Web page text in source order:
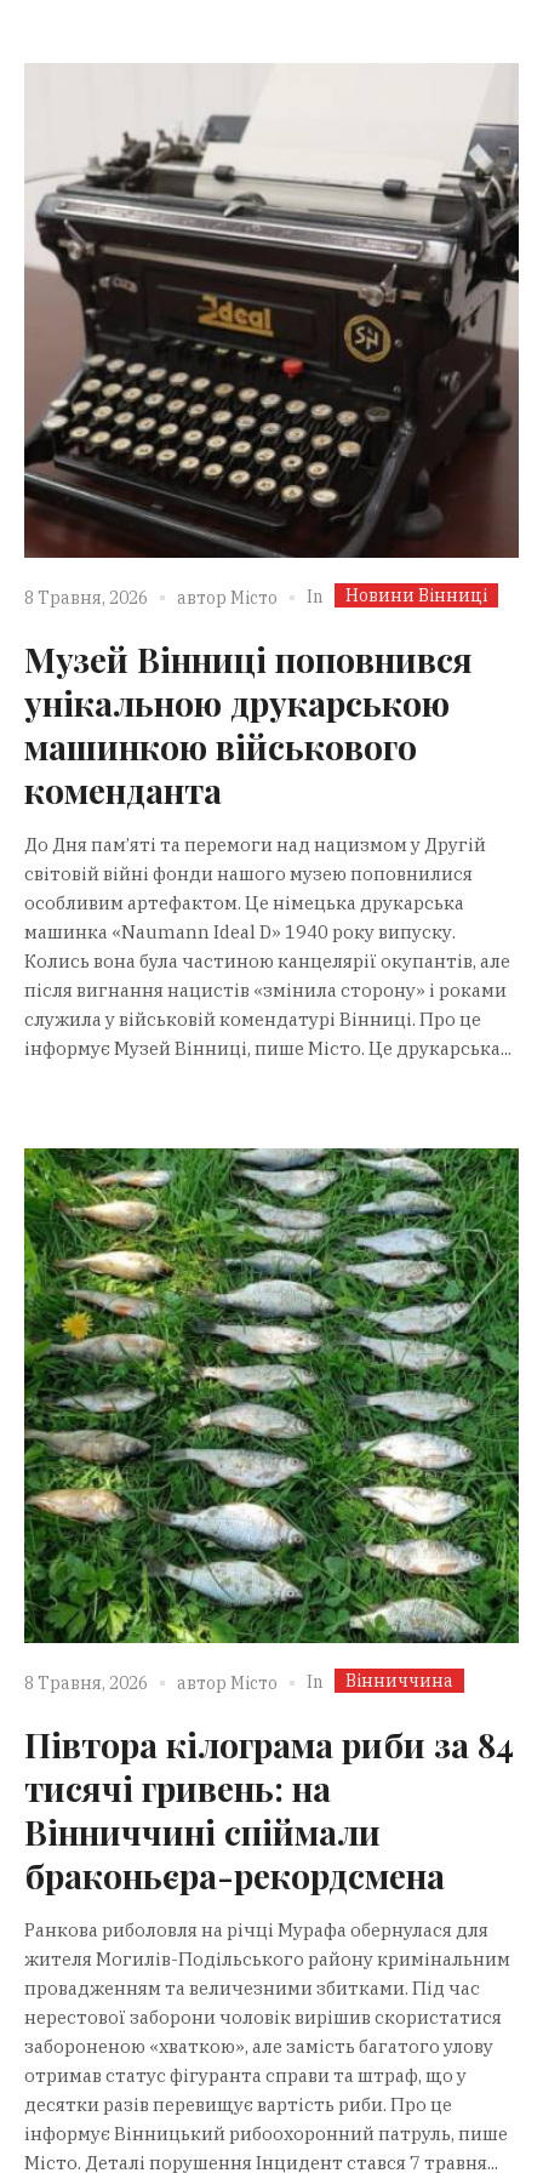
8 Травня, 2026 автор Місто In Новини Вінниці
Музей Вінниці поповнився
унікальною друкарською
машинкою військового
коменданта
До Дня пам’яті та перемоги над нацизмом у Другій
світовій війні фонди нашого музею поповнилися
особливим артефактом. Це німецька друкарська
машинка «Naumann Ideal D» 1940 року випуску.
Колись вона була частиною канцелярії окупантів, але
після вигнання нацистів «змінила сторону» і роками
служила у військовій комендатурі Вінниці. Про це
інформує Музей Вінниці, пише Місто. Це друкарська...
8 Травня, 2026 автор Місто In Вінниччина
Півтора кілограма риби за 84
тисячі гривень: на
Вінниччині спіймали
браконьєра-рекордсмена
Ранкова риболовля на річці Мурафа обернулася для
жителя Могилів-Подільського району кримінальним
провадженням та величезними збитками. Під час
нерестової заборони чоловік вирішив скористатися
забороненою «хваткою», але замість багатого улову
отримав статус фігуранта справи та штраф, що у
десятки разів перевищує вартість риби. Про це
інформує Вінницький рибоохоронний патруль, пише
Місто. Деталі порушення Інцидент стався 7 травня...